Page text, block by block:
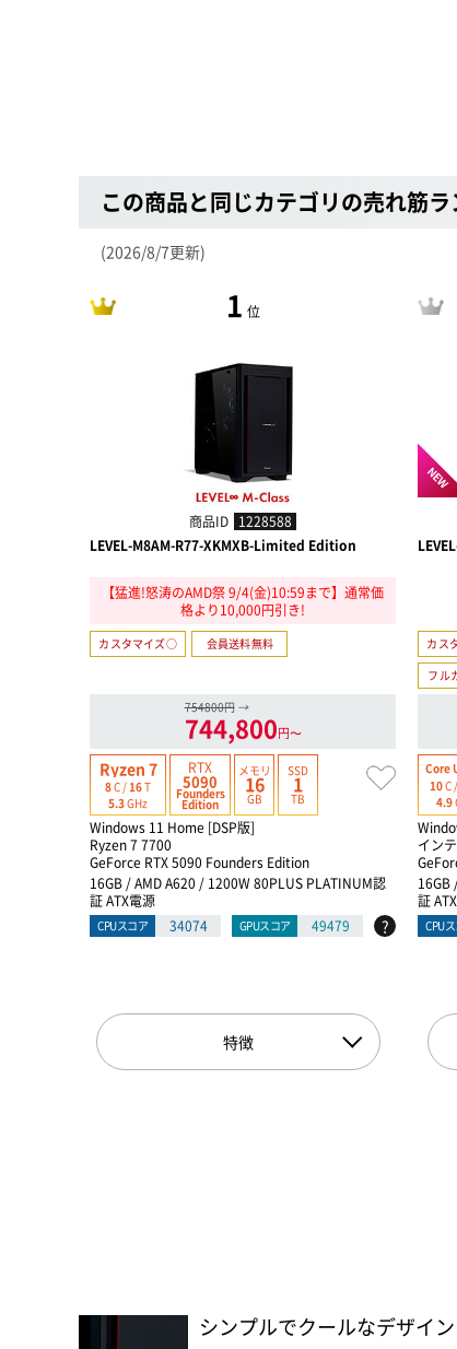
この商品と同じカテゴリの売れ筋
(2026/8/7更新)
1 位
商品ID 1228588
LEVEL-M8AM-R77-XKMXB-Limited Edition
【猛進!怒涛のAMD祭 9/4(金)10:59まで】通常価
格より10,000円引き!
カスタマイズ○ 会員送料無料
754800円 →
744,800円〜
Ryzen 7
8C /16T
5.3GHz
RTX
5090
Founders
Edition
メモリ
16
GB
SSD
1
TB
Windows 11 Home [DSP版]
Ryzen 7 7700
GeForce RTX 5090 Founders Edition
16GB / AMD A620 / 1200W 80PLUS PLATINUM認
証 ATX電源
CPUスコア 34074 GPUスコア 49479 ?
NEW
カス
フル
Core
10C /
4.9
イン
16GB
証
CPU
特徴
シンプルでクールなデザイン